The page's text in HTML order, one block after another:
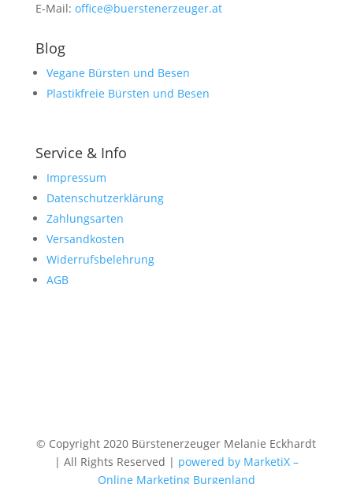
E-Mail: office@buerstenerzeuger.at
Blog
Vegane Bürsten und Besen
Plastikfreie Bürsten und Besen
Service & Info
Impressum
Datenschutzerklärung
Zahlungsarten
Versandkosten
Widerrufsbelehrung
AGB
© Copyright 2020 Bürstenerzeuger Melanie Eckhardt
| All Rights Reserved | powered by MarketiX –
Online Marketing Burgenland